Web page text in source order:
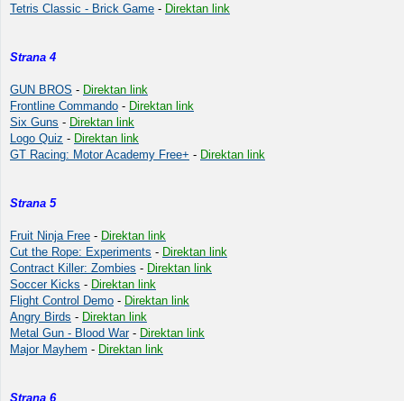
Tetris Classic - Brick Game - Direktan link
Strana 4
GUN BROS - Direktan link
Frontline Commando - Direktan link
Six Guns - Direktan link
Logo Quiz - Direktan link
GT Racing: Motor Academy Free+ - Direktan link
Strana 5
Fruit Ninja Free - Direktan link
Cut the Rope: Experiments - Direktan link
Contract Killer: Zombies - Direktan link
Soccer Kicks - Direktan link
Flight Control Demo - Direktan link
Angry Birds - Direktan link
Metal Gun - Blood War- Direktan link
Major Mayhem - Direktan link
Strana 6